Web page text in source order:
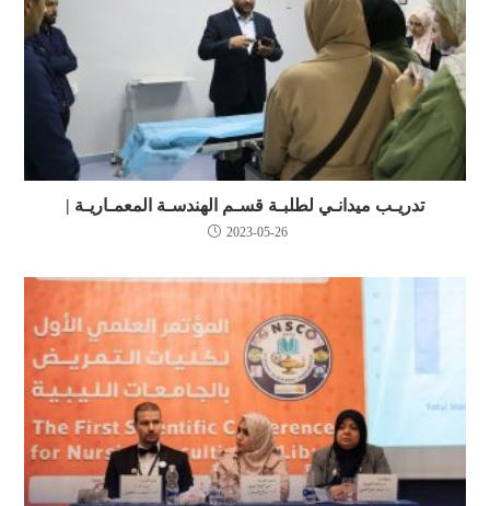
تدريـب ميدانـي لطلبـة قسـم الهندسـة المعمـاريـة |
2023-05-26